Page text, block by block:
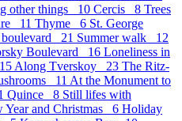
other things 10 Cercis 8 Trees
11 Thyme 6 St. George
21 Summer walk 12
Boulevard 16 Loneliness in
Along Tverskoy 23 The Ritz-
11 At the Monument to
Quince 8 Still lifes with
Year and Christmas 6 Holiday